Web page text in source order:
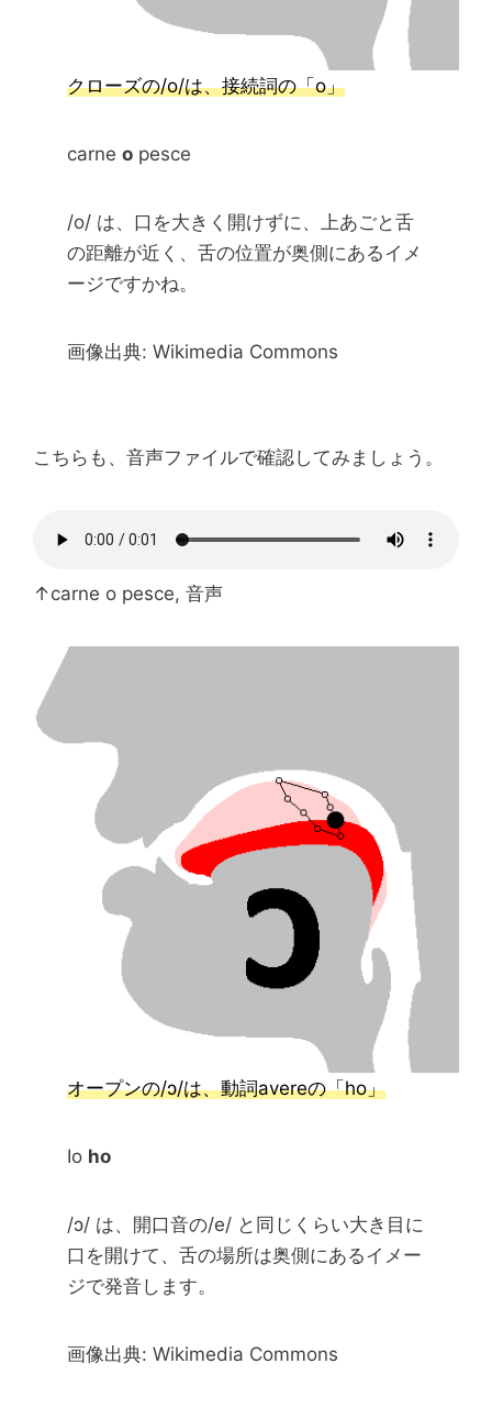
クローズの/o/は、接続詞の「o」
carneo pesce
/o/ は、口を大きく開けずに、上あごと舌
の距離が近く、舌の位置が奥側にあるイメ
ージですかね。
画像出典: Wikimedia Commons
こちらも、音声ファイルで確認してみましょう。
↑carne o pesce, 音声
オープンの/ɔ/は、動詞avereの「ho」
Io ho
/ɔ/ は、開口音の/e/ と同じくらい大き目に
口を開けて、舌の場所は奥側にあるイメー
ジで発音します。
画像出典: Wikimedia Commons